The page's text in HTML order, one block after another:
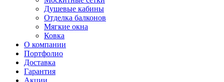
Душевые кабины
Отделка балконов
Мягкие окна
Ковка
О компании
Портфолио
Доставка
Гарантия
Акции